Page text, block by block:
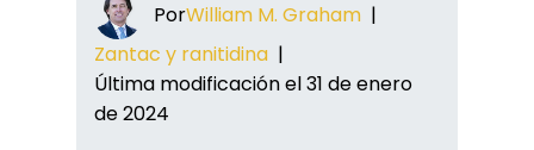
PorWilliam M. Graham |
Zantac y ranitidina |
Última modificación el 31 de enero
de 2024